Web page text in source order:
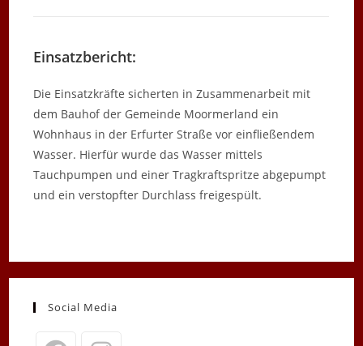
Einsatzbericht:
Die Einsatzkräfte sicherten in Zusammenarbeit mit
dem Bauhof der Gemeinde Moormerland ein
Wohnhaus in der Erfurter Straße vor einfließendem
Wasser. Hierfür wurde das Wasser mittels
Tauchpumpen und einer Tragkraftspritze abgepumpt
und ein verstopfter Durchlass freigespült.
Social Media